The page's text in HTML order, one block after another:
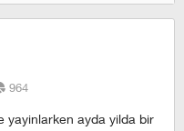
964
yayinlarken ayda yilda bir